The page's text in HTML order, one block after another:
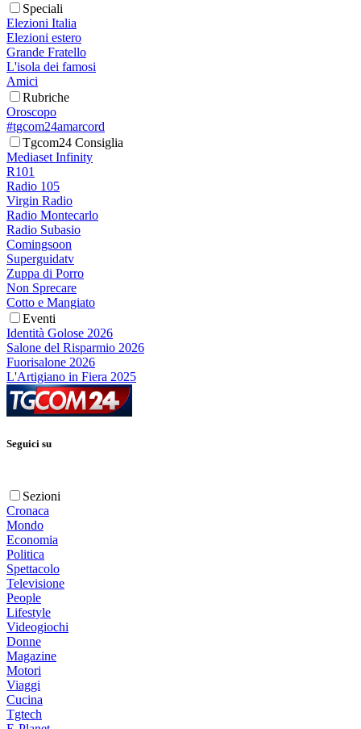
Speciali
Elezioni Italia
Elezioni estero
Grande Fratello
L'isola dei famosi
Amici
Rubriche
Oroscopo
#tgcom24amarcord
Tgcom24 Consiglia
Mediaset Infinity
R101
Radio 105
Virgin Radio
Radio Montecarlo
Radio Subasio
Comingsoon
Superguidatv
Zuppa di Porro
Non Sprecare
Cotto e Mangiato
Eventi
Identità Golose 2026
Salone del Risparmio 2026
Fuorisalone 2026
L'Artigiano in Fiera 2025
Seguici su
Sezioni
Cronaca
Mondo
Economia
Politica
Spettacolo
Televisione
People
Lifestyle
Videogiochi
Donne
Magazine
Motori
Viaggi
Cucina
Tgtech